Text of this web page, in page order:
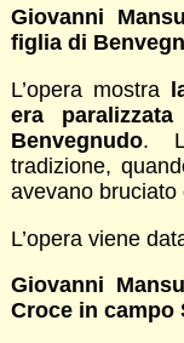
Giovanni
figlia di
L’opera mostra
era
Benvegnudo.
tradizione,
avevano
L’opera viene
Giovanni
Croce in campo